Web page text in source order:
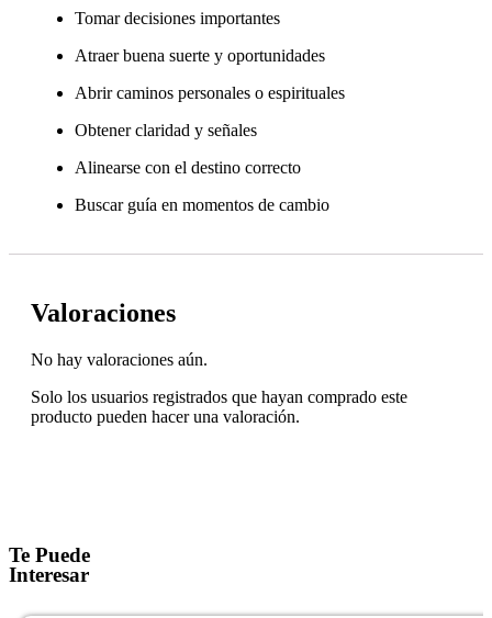
Tomar decisiones importantes
Atraer buena suerte y oportunidades
Abrir caminos personales o espirituales
Obtener claridad y señales
Alinearse con el destino correcto
Buscar guía en momentos de cambio
Valoraciones
No hay valoraciones aún.
Solo los usuarios registrados que hayan comprado este
producto pueden hacer una valoración.
Te Puede
Interesar